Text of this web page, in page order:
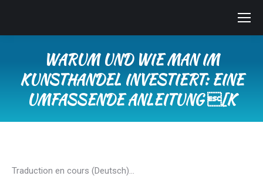
WARUM UND WIE MAN IM
KUNSTHANDEL INVESTIERT: EINE
UMFASSENDE ANLEITUNG [K
Traduction en cours (Deutsch)…